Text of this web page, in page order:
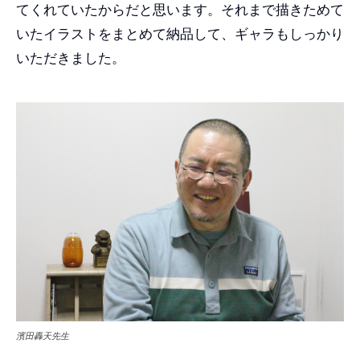
てくれていたからだと思います。それまで描きためて
いたイラストをまとめて納品して、ギャラもしっかり
いただきました。
濱田轟天先生